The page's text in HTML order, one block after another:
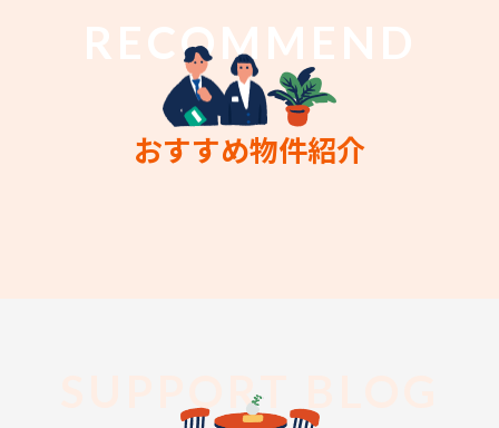
RECOMMEND
おすすめ物件紹介
SUPPORT BLOG